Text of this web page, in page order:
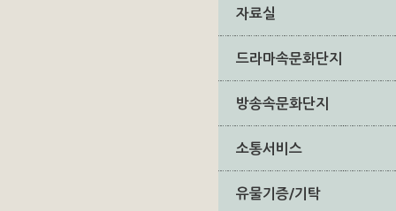
자료실
드라마속문화단지
방송속문화단지
소통서비스
유물기증/기탁